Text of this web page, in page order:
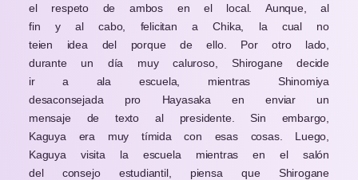
el respeto de ambos en el local. Aunque, al
fin y al cabo, felicitan a Chika, la cual no
teien idea del porque de ello. Por otro lado,
durante un día muy caluroso, Shirogane decide
ir a ala escuela, mientras Shinomiya
desaconsejada pro Hayasaka en enviar un
mensaje de texto al presidente. Sin embargo,
Kaguya era muy tímida con esas cosas. Luego,
Kaguya visita la escuela mientras en el salón
del consejo estudiantil, piensa que Shirogane